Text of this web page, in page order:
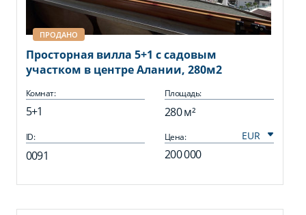
ПРОДАНО
Просторная вилла 5+1 с садовым
участком в центре Алании, 280м2
Комнат:
5+1
Площадь:
280 м²
ID:
0091
Цена:
200 000